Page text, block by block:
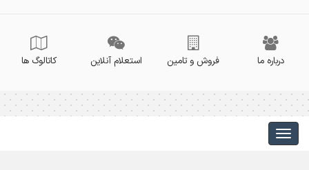
درباره ما فروش و تامین استعلام آنلاین کاتالوگ ها